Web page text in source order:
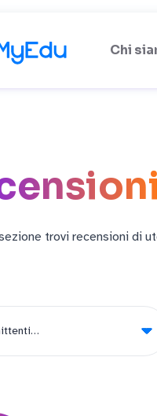
Chi
trovi recensioni di